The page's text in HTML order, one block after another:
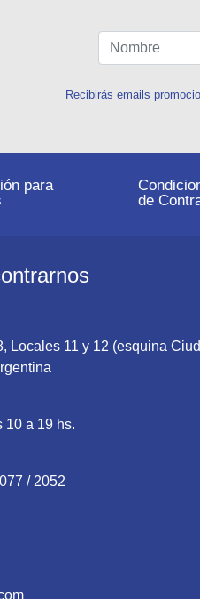
Recibirás emails
para
de
Locales 11 y 12 (esquina
10 a 19 hs.
/ 2052